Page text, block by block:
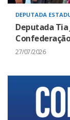
DEPUTADA
Deputada Tia
27/07/2026